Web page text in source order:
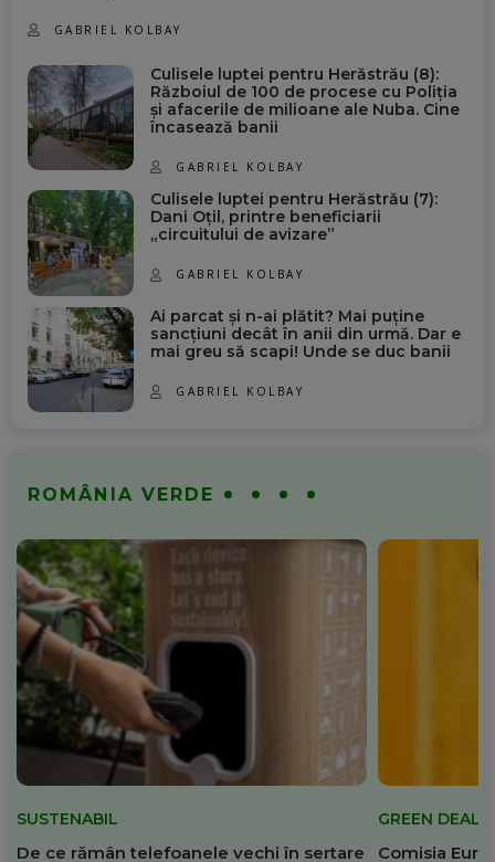
GABRIEL KOLBAY
Culisele luptei pentru Herăstrău (8):
Războiul de 100 de procese cu Poliția
și afacerile de milioane ale Nuba. Cine
încasează banii
GABRIEL KOLBAY
Culisele luptei pentru Herăstrău (7):
Dani Oțil, printre beneficiarii
„circuitului de avizare”
GABRIEL KOLBAY
Ai parcat și n-ai plătit? Mai puține
sancțiuni decât în anii din urmă. Dar e
mai greu să scapi! Unde se duc banii
GABRIEL KOLBAY
ROMÂNIA VERDE
SUSTENABIL
De ce rămân telefoanele vechi în sertare
GREEN DEAL
Comisia